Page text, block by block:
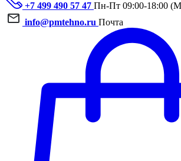
+7 499 490 57 47 Пн-Пт 09:00-18:00
info@pmtehno.ru Почта